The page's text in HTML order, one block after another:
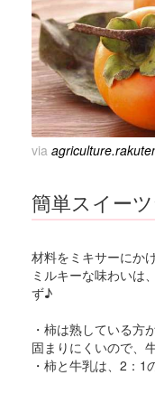
via
簡単スイー
材料をミキサーにか
ミルキーな味わいは
ず♪
・柿は熟している方
固まりにくいので、
・柿と牛乳は、2：1